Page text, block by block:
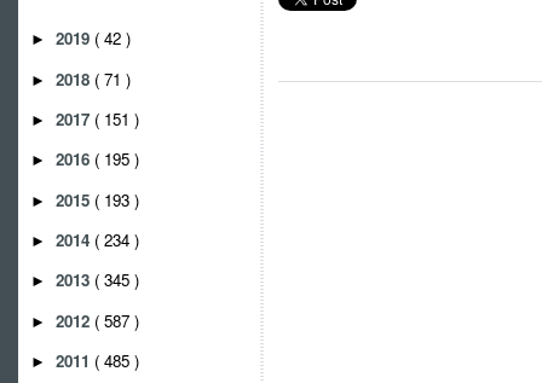
► 2019 ( 42 )
► 2018 ( 71 )
► 2017 ( 151 )
► 2016 ( 195 )
► 2015 ( 193 )
► 2014 ( 234 )
► 2013 ( 345 )
► 2012 ( 587 )
► 2011 ( 485 )